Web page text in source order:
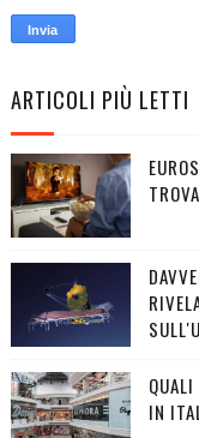
ARTICOLI PIÙ LETTI
IN